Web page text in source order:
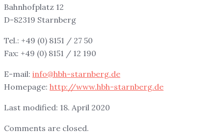
Bahnhofplatz 12
D-82319 Starnberg
Tel.: +49 (0) 8151 / 27 50
Fax: +49 (0) 8151 / 12 190
E-mail: info@hbh-starnberg.de
Homepage: http://www.hbh-starnberg.de
Last modified: 18. April 2020
Comments are closed.